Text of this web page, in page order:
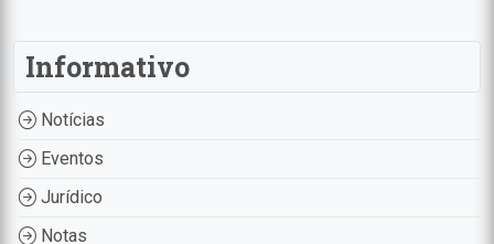
Informativo
Notícias
Eventos
Jurídico
Notas